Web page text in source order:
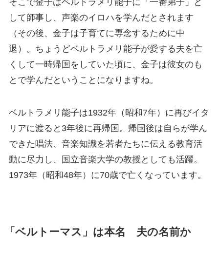
して師事し、声楽のイロハを学んだとされます
（その後、金子は子育てに専念するために中
退）。ちょうどベルトラメリ能子が愛する夫を亡
くして一時帰国をしていた頃に、金子は彼女のも
とで学んだということになりますね。
ベルトラメリ能子は1932年（昭和7年）に再びイタ
リアに渡ると3年後に再帰国。帰国後は自らが学ん
できた唱法、音楽知識を若者たちに伝える教育活
動に尽力し、国立音楽大学の教授としても活躍。
1973年（昭和48年）に70歳で亡くなっています。
「ベルトーマス」は本名 夫の名前か